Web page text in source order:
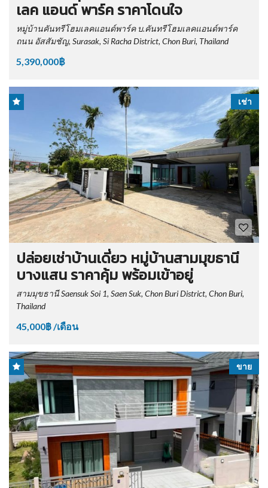
เลค แอนด์ พาร์ค ราคาโดนใจ
หมู่บ้านคันทรีโฮมเลคแอนด์พาร์ค บ.คันทรีโฮมเลคแอนด์พาร์ค
ถนน อัสสัมชัญ, Surasak, Si Racha District, Chon Buri, Thailand
5,390,000฿
เช่า
ปล่อยเช่าบ้านเดี่ยว หมู่บ้านสามมุขธานี
บางแสน ราคาคุ้ม พร้อมเข้าอยู่
สามมุขธานี Saensuk Soi 1, Saen Suk, Chon Buri District, Chon Buri,
Thailand
45,000฿ /เดือน
ขาย